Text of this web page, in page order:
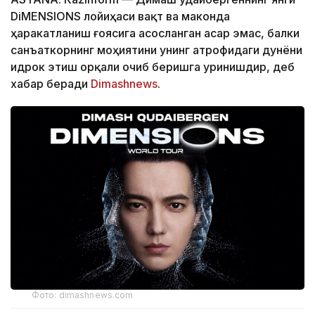
DiMENSIONS лойиҳаси вақт ва маконда
ҳаракатланиш ғоясига асосланган асар эмас, балки
санъаткорнинг моҳиятини унинг атрофидаги дунёни
идрок этиш орқали очиб беришга уринишдир, деб
хабар беради Dimashnews.
Фото: dimashnews.com